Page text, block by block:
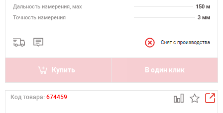
Дальность измерения, мах
150 м
Точность измерения
3 мм
Купить В один клик
Код товара: 674459